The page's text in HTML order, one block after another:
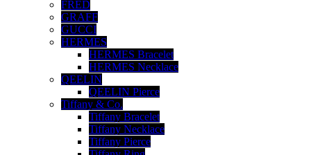
FRED
GRAFF
GUCCI
HERMES
HERMES Bracelet
HERMES Necklace
QEELIN
QEELIN Pierce
Tiffany & Co.
Tiffany Bracelet
Tiffany Necklace
Tiffany Pierce